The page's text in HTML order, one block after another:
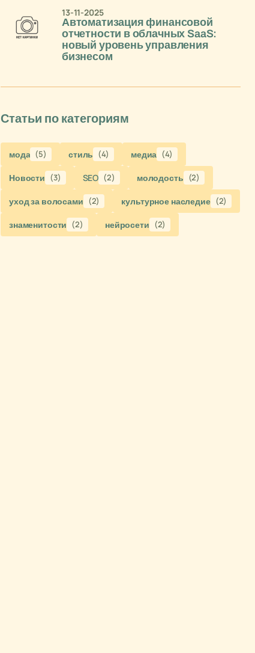
Автоматизация финансовой
отчетности в облачных SaaS:
новый уровень управления
бизнесом
13-11-2025
Статьи по категориям
мода (5) стиль (4) медиа (4)
Новости (3) SEO (2) молодость (2)
уход за волосами (2) культурное наследие (2)
знаменитости (2) нейросети (2)